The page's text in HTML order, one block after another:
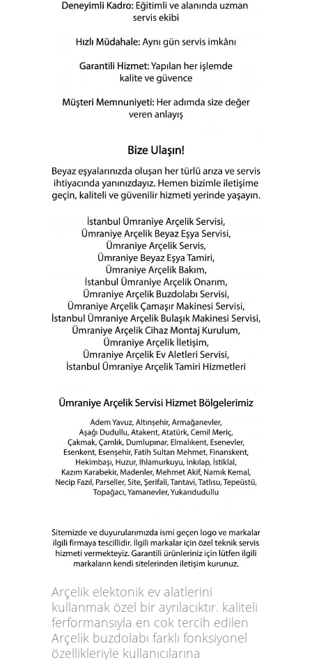
Arçelik elektonik ev alatlerini
kullanmak özel bir ayrılacıktır. kaliteli
ferformansıyla en cok tercih edilen
Arçelik buzdolabı farklı fonksiyonel
özellikleriyle kullanıcılarına